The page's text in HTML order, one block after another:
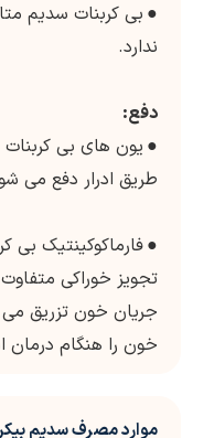
● بی کربنات سدیم
ندارد.
دفع:
● یون های بی
طریق ادرار دفع می
●فارماکوکینتیک بی
تجویز خوراکی
خون را هنگام درمان
موارد مصرف سدیم